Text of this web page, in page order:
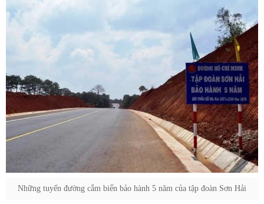
Những tuyến đường cắm biển bảo hành 5 năm của tập đoàn Sơn Hải